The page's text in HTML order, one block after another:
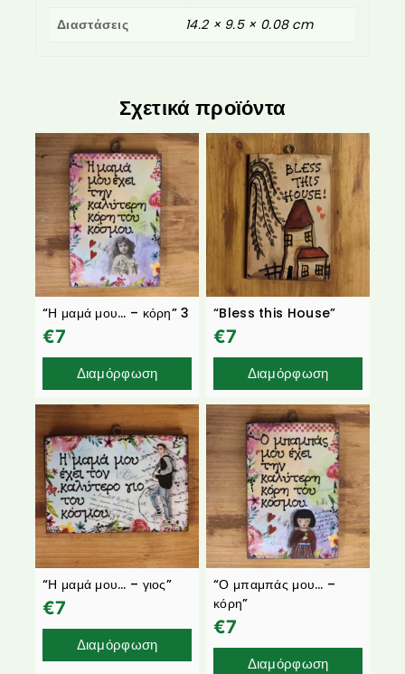
Διαστάσεις
14.2 × 9.5 × 0.08 cm
Σχετικά προϊόντα
“Η μαμά μου… – κόρη” 3
€7
Διαμόρφωση
“Bless this House”
€7
Διαμόρφωση
“Η μαμά μου… – γιος”
€7
Διαμόρφωση
“Ο μπαμπάς μου… –
κόρη”
€7
Διαμόρφωση